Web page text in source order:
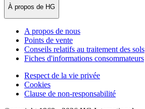
À propos de HG
A propos de nous
Points de vente
Conseils relatifs au traitement des sols
Fiches d'informations consommateurs
Respect de la vie privée
Cookies
Clause de non-responsabilité